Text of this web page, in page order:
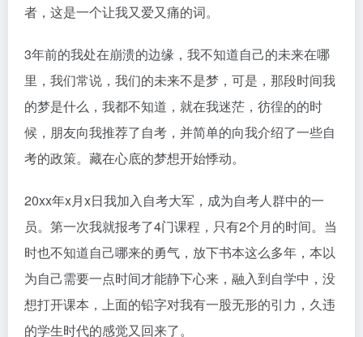
者，这是一个让我又爱又痛的词。
3年前的我处在崩溃的边缘，我不知道自己的未来在哪
里，我们常说，我们的未来不是梦，可是，那段时间我
的梦是什么，我都不知道，就在我迷茫，彷徨的的时
候，朋友向我推荐了自考，并简单的向我介绍了一些自
考的政策。藏在心底的梦想开始悸动。
20xx年x月x日我加入自考大军，成为自考人群中的一
员。第一次我就报考了4门课程，只有2个月的时间。当
时也不知道自己哪来的勇气，放下书本这么多年，本以
为自己需要一点时间才能静下心来，融入到自学中，没
想打开课本，上面的铅字对我有一股无形的引力，久违
的学生时代的感觉又回来了。